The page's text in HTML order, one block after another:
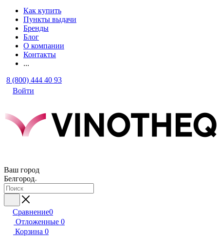
Как купить
Пункты выдачи
Бренды
Блог
О компании
Контакты
...
8 (800) 444 40 93
Войти
Ваш город
Белгород
Сравнение0
Отложенные 0
Корзина 0